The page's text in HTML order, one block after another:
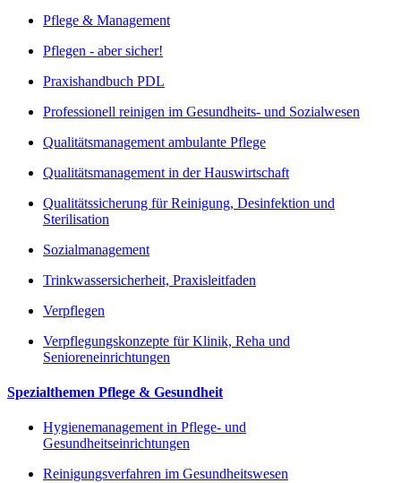
Pflege & Management
Pflegen - aber sicher!
Praxishandbuch PDL
Professionell reinigen im Gesundheits- und Sozialwesen
Qualitätsmanagement ambulante Pflege
Qualitätsmanagement in der Hauswirtschaft
Qualitätssicherung für Reinigung, Desinfektion und
Sterilisation
Sozialmanagement
Trinkwassersicherheit, Praxisleitfaden
Verpflegen
Verpflegungskonzepte für Klinik, Reha und
Senioreneinrichtungen
Spezialthemen Pflege & Gesundheit
Hygienemanagement in Pflege- und
Gesundheitseinrichtungen
Reinigungsverfahren im Gesundheitswesen